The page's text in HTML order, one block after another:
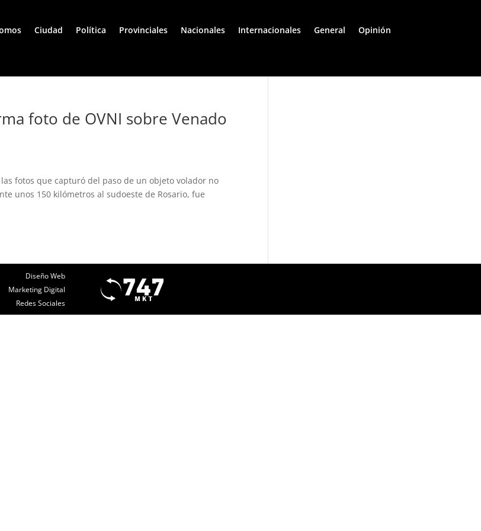
Ciudad Política Provinciales Nacionales Internacionales General Opinión
foto de OVNI sobre Venado
fotos que capturó del paso de un objeto volador no
unos 150 kilómetros al sudoeste de Rosario, fue
Diseño Web
Marketing Digital
Redes Sociales